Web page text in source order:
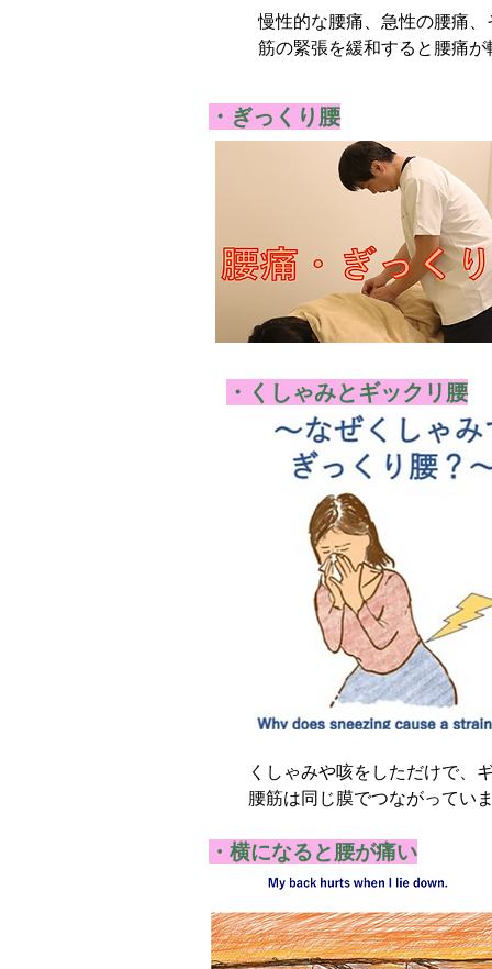
慢性的な腰痛、急性の腰痛
筋の緊張を緩和すると腰痛
・​ぎっくり腰
・くしゃみとギックリ腰
くしゃみや咳をしただけで、
腰筋は同じ膜でつながってい
・横になると腰が痛い